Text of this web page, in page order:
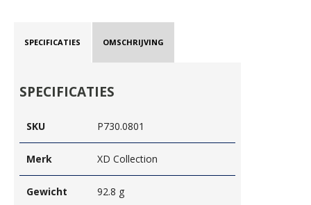
SPECIFICATIES OMSCHRIJVING
SPECIFICATIES
SKU P730.0801
Merk XD Collection
Gewicht 92.8 g